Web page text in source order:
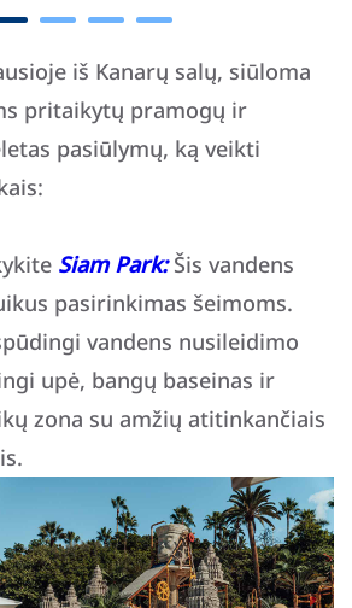
iš Kanarų salų, siūloma
pritaikytų pramogų ir
pasiūlymų, ką veikti
Siam Park:Šis vandens
pasirinkimas šeimoms.
vandens nusileidimo
upė, bangų baseinas ir
zona su amžių atitinkančiais